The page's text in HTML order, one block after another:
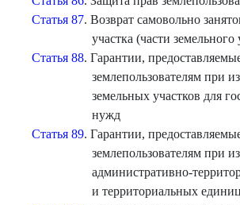
Статья 87. Возврат самовольно
участка (части земельного
Статья 88. Гарантии,
землепользователям при
земельных участков для
нужд
Статья 89. Гарантии,
землепользователям при
административно-
и территориальных единиц